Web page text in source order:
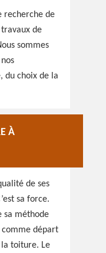
recherche de
travaux de
sommes
du choix de la
À
de ses
sa force.
sa méthode
départ
toiture. Le